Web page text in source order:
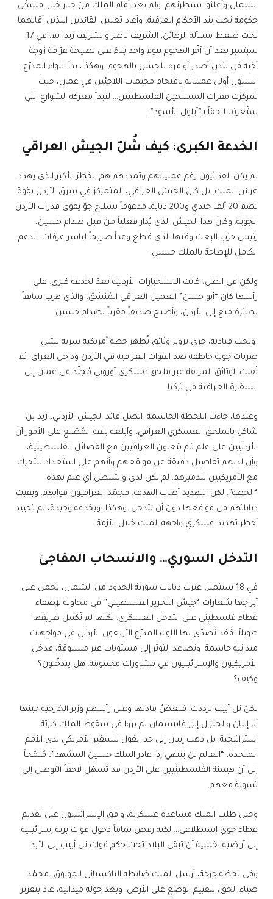
الشمال وأعلنوا سيطرتهم. ولم يعد أمام الملك من خيار خيار. فشكّل
حكومة تحت بند الأحكام العرفية، وأعاد تعيين القائدين اللذين أقالهما
تحت ضغط مسألة الرهائن: الشريف ناصر والشريف زيد. ثم، في 17
سبتمبر بعد أن أخّر الهجوم بيوم واحد بناءً على نصيحة عرّافة زوجة
أخيه في لندن أصدر أوامره للجيش بالهجوم. وهكذا، بدأ اللواء المدرّع
الستون أولى عملياته باقتحام مخيمات اللاجئين في عمان، حيث
تمركزت مقرات المسلحين الفلسطينين… لتبدأ معركة الشوارع التي
ستُعرف لاحقاً بـ”أيلول الأسود”.
الخدعة الكبرى: كيف شُلّ الجيش العراقي
لم يكن الفدائيون رغم عملياتهم وتمددهم هم الخطرَ الأكبر الذي يهدد
عرش الملك. بل كان الجيش العراقي، المتمركز في شرق الأردن بقوة
تضم 20 ألف جندي و200 دبابة، مدعوماً بسلاح جوّ يفوق قدرات الأردن
الجوية. وكان هذا الجيش الذي يُدار فعلياً من قبل صدام حسين،
رئيس حزب البعث وقتها الذي قطع وعداً صريحاً لياسر عرفات: الدعم
الكامل للإطاحة بالملك حسين.
ولكن في الظل، كانت الاستخبارات الأردنية تعدّ لخدعة كبرى. على
رأسها كان “أبو حسن” العميل العراقي المُنشق، والذي هرب سابقاً
بطائرة ميغ إلى الأردن، وأصبح صديقاً مقرباً لصدام حسين.
وتحت قيادته، جرى تزوير وثائق تُظهر خطة أمريكية سرية لشن
ضربات جوية خاطفة ضد القوات العراقية في الأردن وداخل العراق. ثم
نُقلت الوثائق المزيفة عبر ملحق عسكري أوروبي مُجنّد في عمان إلى
السفارة العراقية في تركيا.
وعندها، جاءت اللحظة الحاسمة: اتصل قائد الجيش الأردني، زيد بن
شاكر، بالملحق العسكري العراقي، وأبلغه بثقة المُطّلع على الأمور أن
الأردنيين على علم تام بتعاون العراقيين مع الفصائل الفلسطينية،
وأن لديهم تفاصيل دقيقة عن مواقعهم وأنهم على استعداد للتحرك
مع الأمريكيين لتدميرهم. لم يكن لدى واشنطن أي علم بهذه
“الخطة”. لكن التهديد أصاب الهدف. فجمّد العراقيون قواتهم. وبقيت
دباباتهم في مواقعها دون أن تتدخل. وهكذا، وبخدعة وحيدة، تم تحييد
أخطر تهديد عسكري واجهه الملك خلال الأزمة.
التدخل السوري… والانسحاب المفاجئ
في 18 سبتمبر، عبرت دبابات سورية الحدود من الشمال، تحمل على
أبراجها شعارات “جيش التحرير الفلسطيني” في محاولة لإضفاء
غطاء فلسطيني على التدخل العسكري. لكنها لم تُكمل طريقها
طويلاً. فقد تصدّى لها اللواء المدرّع الأربعون الأردني في مواجهات
ميدانية حاسمة. وتصاعد التوتر إلى مستويات غير مسبوقة، فدخل
الأمريكيون والإسرائيليون في مشاورات محمومة: هل يتدخّلون؟
وكيف؟
لكن تل أبيب ترددت. فبعضُ قادتها وعلى رأسهم وزير الخارجية حينها
أبا إيبان والجنرال إيزر فايتسمان لم يروا في سقوط الملك كارثة
استراتيجية. بل ذهب إيبان إلى حد القول للسفير الأمريكي لدى الأمم
المتحدة: “العالم لن ينتهي إذا غادر الملك حسين المشهد”، مُلمّحاً
إلى أن هيمنة الفلسطينيين على الأردن قد تُسهّل لاحقاً التوصل إلى
تسوية معهم.
وحين طلب الملك مساعدة عسكرية، وافق الإسرائيليون على تقديم
غطاء جوي استطلاعي… لكنه رفض تماماً دخول قوات برية إسرائيلية
إلى أراضيه، خشية أن تبقى البلاد تحت حكم قوات تل أبيب إلى الأبد.
وفي لحظة حرجة، أرسل الملك ضابطه الباكستاني الموثوق، محمّد
ضياء الحق، لتقييم الوضع على الأرض. وبعد جولة ميدانية، عاد بتقرير